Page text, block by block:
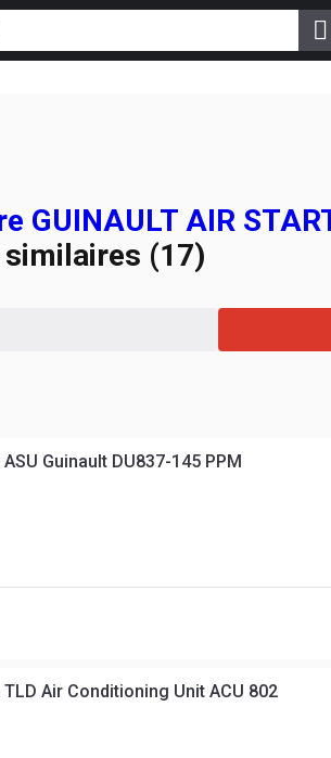
GUINAULT AIR
(17)
Guinault DU837-145 PPM
Air Conditioning Unit ACU 802